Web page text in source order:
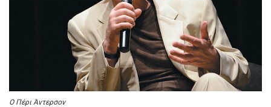
O Πέρι Άντερσον